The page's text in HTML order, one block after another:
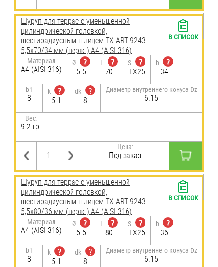
Шуруп для террас с уменьшенной
цилиндрической головкой,
шестирадиусным шлицем TX ART 9243
5,5х70/34 мм (нерж.) A4 (AISI 316)
Материал
A4 (AISI 316)
Ø
?
5.5
L
?
70
S
?
TX25
b
?
34
b1
8
k
?
5.1
dk
?
8
Диаметр внутреннего конуса Dz
6.15
Вес:
9.2 гр.
Цена:
Под заказ
В СПИСОК
Шуруп для террас с уменьшенной
цилиндрической головкой,
шестирадиусным шлицем TX ART 9243
5,5х80/36 мм (нерж.) A4 (AISI 316)
Материал
A4 (AISI 316)
Ø
?
5.5
L
?
80
S
?
TX25
b
?
36
b1
8
k
?
5.1
dk
?
8
Диаметр внутреннего конуса Dz
6.15
В СПИСОК